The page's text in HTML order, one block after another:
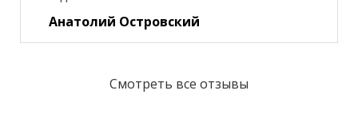
Анатолий Островский
Смотреть все отзывы